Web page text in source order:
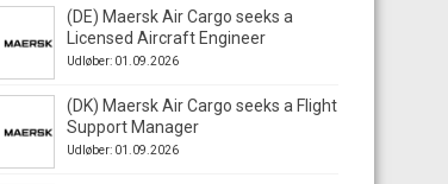
(DE) Maersk Air Cargo seeks a
Licensed Aircraft Engineer
Udløber: 01.09.2026
(DK) Maersk Air Cargo seeks a Flight
Support Manager
Udløber: 01.09.2026